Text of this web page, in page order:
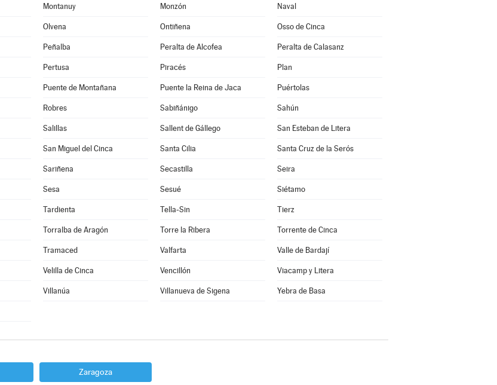
Montanuy Monzón Naval
Olvena Ontiñena Osso de Cinca
Peñalba Peralta de Alcofea Peralta de Calasanz
Pertusa Piracés Plan
Puente de Montañana Puente la Reina de Jaca Puértolas
Robres Sabiñánigo Sahún
Salillas Sallent de Gállego San Esteban de Litera
San Miguel del Cinca Santa Cilia Santa Cruz de la Serós
Sariñena Secastilla Seira
Sesa Sesué Siétamo
Tardienta Tella-Sin Tierz
Torralba de Aragón Torre la Ribera Torrente de Cinca
Tramaced Valfarta Valle de Bardají
Velilla de Cinca Vencillón Viacamp y Litera
Villanúa Villanueva de Sigena Yebra de Basa
Zaragoza